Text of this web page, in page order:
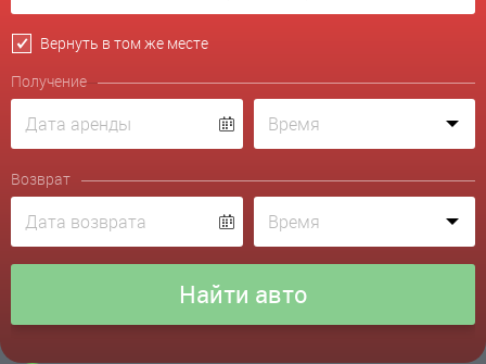
Вернуть в том же месте
Получение
Возврат